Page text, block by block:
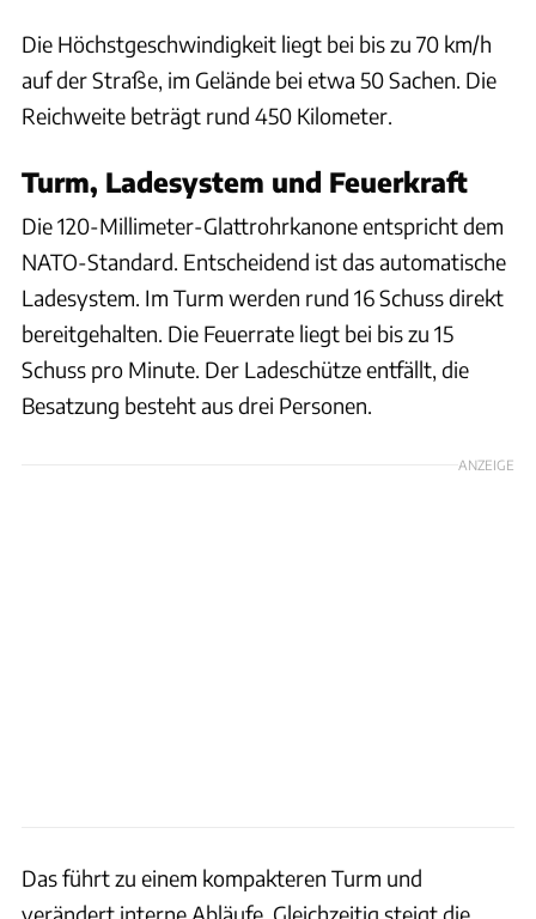
Die Höchstgeschwindigkeit liegt bei bis zu 70 km/h
auf der Straße, im Gelände bei etwa 50 Sachen. Die
Reichweite beträgt rund 450 Kilometer.
Turm, Ladesystem und Feuerkraft
Die 120-Millimeter-Glattrohrkanone entspricht dem
NATO-Standard. Entscheidend ist das automatische
Ladesystem. Im Turm werden rund 16 Schuss direkt
bereitgehalten. Die Feuerrate liegt bei bis zu 15
Schuss pro Minute. Der Ladeschütze entfällt, die
Besatzung besteht aus drei Personen.
ANZEIGE
Das führt zu einem kompakteren Turm und